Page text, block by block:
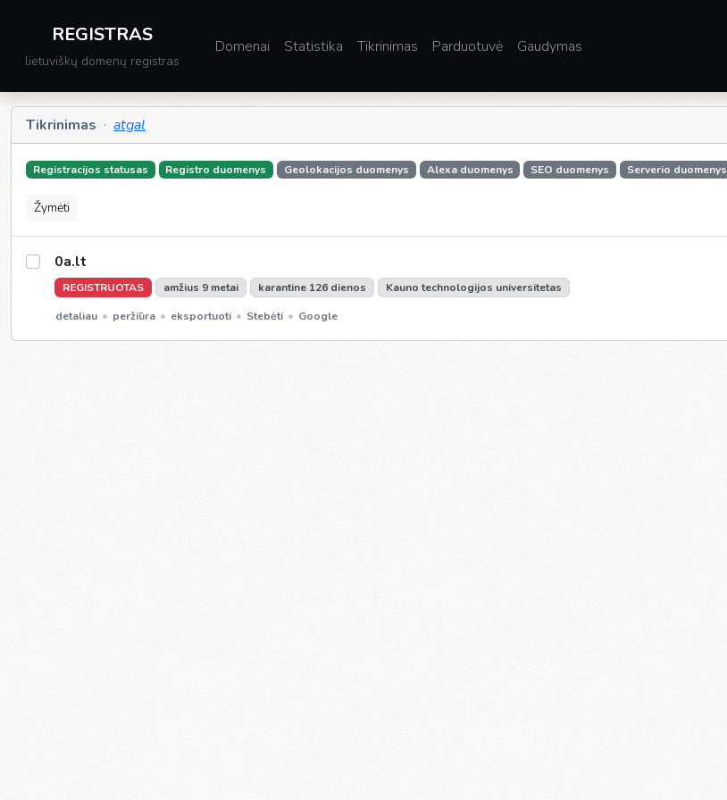
REGISTRAS
lietuviškų domenų registras
Domenai Statistika Tikrinimas Parduotuvė Gaudymas
Tikrinimas · atgal
Registracijos statusas Registro duomenys Geolokacijos duomenys Alexa duomenys SEO duomenys Serverio duomenys
Žymėti
0a.lt
REGISTRUOTAS amžius 9 metai karantine 126 dienos
Kauno technologijos universitetas
detaliau • peržiūra • eksportuoti • Stebėti • Google